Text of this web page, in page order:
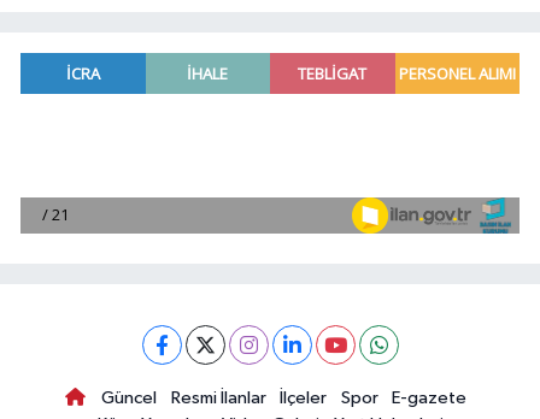
Güncel Resmi İlanlar İlçeler Spor
E-gazete